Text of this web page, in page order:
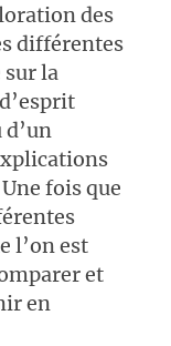
des
différentes
la
fois que
l’on est
et
en